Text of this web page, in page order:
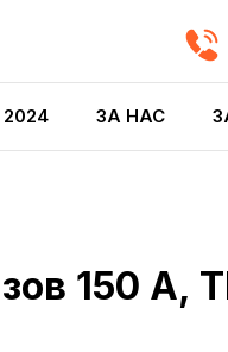
ЗА НАС
150 A,